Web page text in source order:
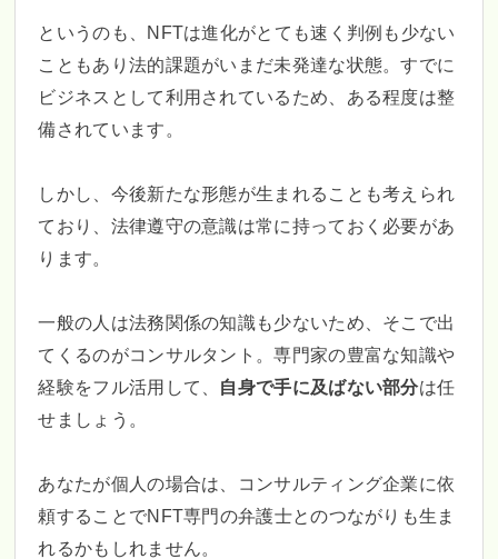
というのも、NFTは進化がとても速く判例も少ない
こともあり法的課題がいまだ未発達な状態。すでに
ビジネスとして利用されているため、ある程度は整
備されています。
しかし、今後新たな形態が生まれることも考えられ
ており、法律遵守の意識は常に持っておく必要があ
ります。
一般の人は法務関係の知識も少ないため、そこで出
てくるのがコンサルタント。専門家の豊富な知識や
経験をフル活用して、 自身で手に及ばない部分は任
せましょう。
あなたが個人の場合は、コンサルティング企業に依
頼することでNFT専門の弁護士とのつながりも生ま
れるかもしれません。